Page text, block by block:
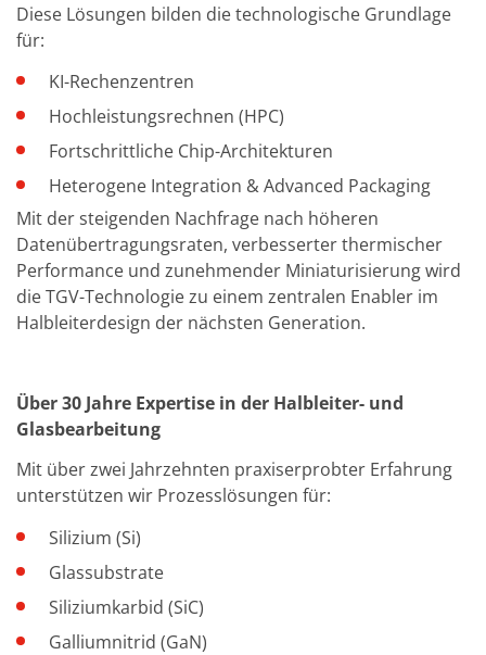
Fab
Footprint
Einzelwafer Bearbeitung
Marangoni Dryer
Karriere
Benefits
Ausbildung & Studium
RENA_Benefits
Ausbildung
Studium
Praktikum
News Ausbildung & Studium
RENA als Arbeitgeber
Bewerben bei RENA
Kontaktformular Lieferant
Kontaktformular
Kontaktformular Service
Kontakt Customer Service
Expert Blog
Diese Lösungen bilden die technologische Grundlage
für:
KI-Rechenzentren
Hochleistungsrechnen (HPC)
Fortschrittliche Chip-Architekturen
Heterogene Integration & Advanced Packaging
Mit der steigenden Nachfrage nach höheren
Datenübertragungsraten, verbesserter thermischer
Performance und zunehmender Miniaturisierung wird
die TGV-Technologie zu einem zentralen Enabler im
Halbleiterdesign der nächsten Generation.
Über 30 Jahre Expertise in der Halbleiter- und
Glasbearbeitung
Mit über zwei Jahrzehnten praxiserprobter Erfahrung
unterstützen wir Prozesslösungen für:
Silizium (Si)
Glassubstrate
Siliziumkarbid (SiC)
Galliumnitrid (GaN)